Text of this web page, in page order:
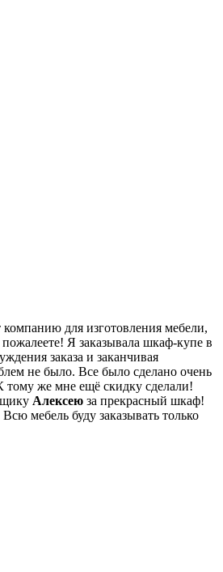
для изготовления мебели,
Я заказывала шкаф-купе в
заказа и заканчивая
не было. Все было сделано очень
тому же мне ещё скидку сделали!
Алексею за прекрасный шкаф!
мебель буду заказывать только